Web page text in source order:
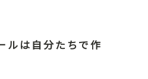
ルは自分たちで作